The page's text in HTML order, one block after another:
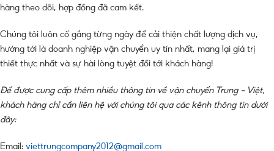
hàng theo dõi, hợp đồng đã cam kết.
Chúng tôi luôn cố gắng từng ngày để cải thiện chất lượng dịch vụ,
hướng tới là doanh nghiệp vận chuyển uy tín nhất, mang lại giá trị
thiết thực nhất và sự hài lòng tuyệt đối tới khách hàng!
Để được cung cấp thêm nhiều thông tin về vận chuyển Trung – Việt,
khách hàng chỉ cần liên hệ với chúng tôi qua các kênh thông tin dưới
đây:
Email: viettrungcompany2012@gmail.com